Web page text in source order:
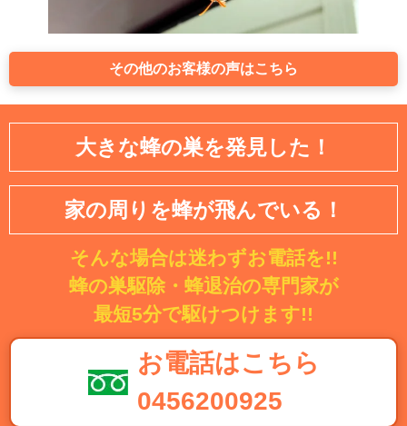
その他のお客様の声はこちら
大きな蜂の巣を発見した！
家の周りを蜂が飛んでいる！
そんな場合は迷わずお電話を!!
蜂の巣駆除・蜂退治の専門家が
最短5分で駆けつけます!!
お電話はこちら
0456200925